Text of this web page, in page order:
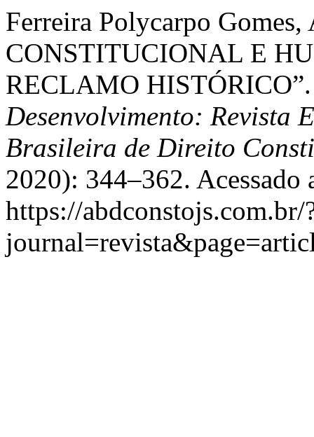
Ferreira Polycarpo
CONSTITUCIONAL E
RECLAMO
Desenvolvimento: Revista
Brasileira de Direito
2020): 344–362. Acessado
https://abdconstojs.com.br/